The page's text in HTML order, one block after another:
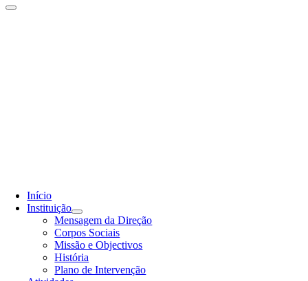
Início
Instituição
Mensagem da Direção
Corpos Sociais
Missão e Objectivos
História
Plano de Intervenção